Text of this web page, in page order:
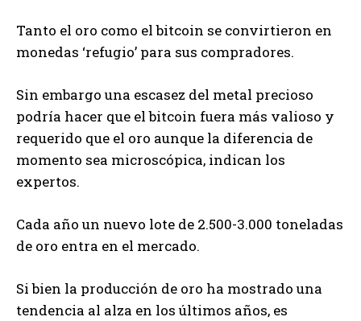
Tanto el oro como el bitcoin se convirtieron en
monedas ‘refugio’ para sus compradores.
Sin embargo una escasez del metal precioso
podría hacer que el bitcoin fuera más valioso y
requerido que el oro aunque la diferencia de
momento sea microscópica, indican los
expertos.
Cada año un nuevo lote de 2.500-3.000 toneladas
de oro entra en el mercado.
Si bien la producción de oro ha mostrado una
tendencia al alza en los últimos años, es